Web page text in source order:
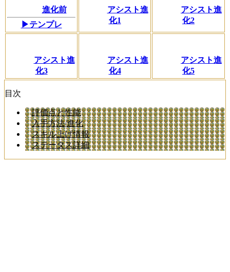
進化前
▶テンプレ
アシスト進
化1
アシスト進
化2
アシスト進
化3
アシスト進
化4
アシスト進
化5
目次
評価点と性能
入手方法/進化
スキル上げ情報
ステータス詳細